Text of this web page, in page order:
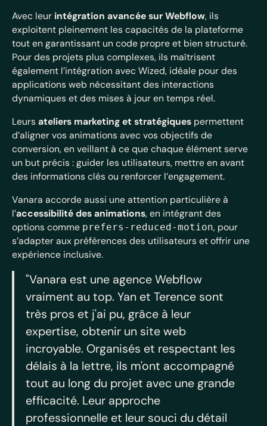
Avec leur intégration avancée sur Webflow, ils
exploitent pleinement les capacités de la plateforme
tout en garantissant un code propre et bien structuré.
Pour des projets plus complexes, ils maîtrisent
également l’intégration avec Wized, idéale pour des
applications web nécessitant des interactions
dynamiques et des mises à jour en temps réel.
Leurs ateliers marketing et stratégiquespermettent
d’aligner vos animations avec vos objectifs de
conversion, en veillant à ce que chaque élément serve
un but précis : guider les utilisateurs, mettre en avant
des informations clés ou renforcer l’engagement.
Vanara accorde aussi une attention particulière à
l’accessibilité des animations, en intégrant des
options comme prefers-reduced-motion, pour
s’adapter aux préférences des utilisateurs et offrir une
expérience inclusive.
"Vanara est une agence Webflow
vraiment au top. Yan et Terence sont
très pros et j'ai pu, grâce à leur
expertise, obtenir un site web
incroyable. Organisés et respectant les
délais à la lettre, ils m'ont accompagné
tout au long du projet avec une grande
efficacité. Leur approche
professionnelle et leur souci du détail